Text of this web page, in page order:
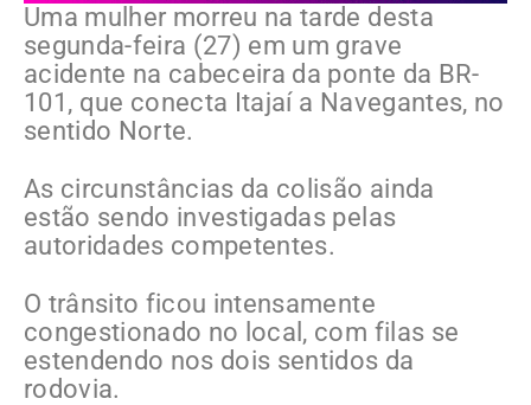
Uma mulher morreu na tarde desta
segunda-feira (27) em um grave
acidente na cabeceira da ponte da BR-
101, que conecta Itajaí a Navegantes, no
sentido Norte.
As circunstâncias da colisão ainda
estão sendo investigadas pelas
autoridades competentes.
O trânsito ficou intensamente
congestionado no local, com filas se
estendendo nos dois sentidos da
rodovia.